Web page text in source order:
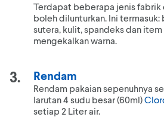
Terdapat beberapa jenis fabrik
boleh dilunturkan. Ini termasuk:
sutera, kulit, spandeks dan
mengekalkan warna.
Rendam
Rendam pakaian sepenuhnya
larutan 4 sudu besar (60ml)
setiap 2 Liter air.